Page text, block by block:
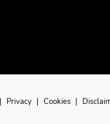
| Privacy | Cookies |